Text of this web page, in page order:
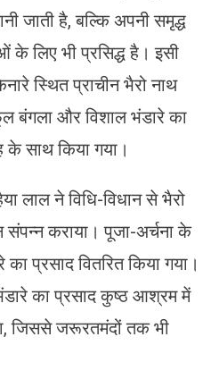
जाती है, बल्कि अपनी समृद्ध
के लिए भी प्रसिद्ध है। इसी
स्थित प्राचीन भैरो नाथ
बंगला और विशाल भंडारे का
साथ किया गया।
लाल ने विधि-विधान से भैरो
संपन्न कराया। पूजा-अर्चना के
प्रसाद वितरित किया गया।
का प्रसाद कुष्ठ आश्रम में
जिससे जरूरतमंदों तक भी